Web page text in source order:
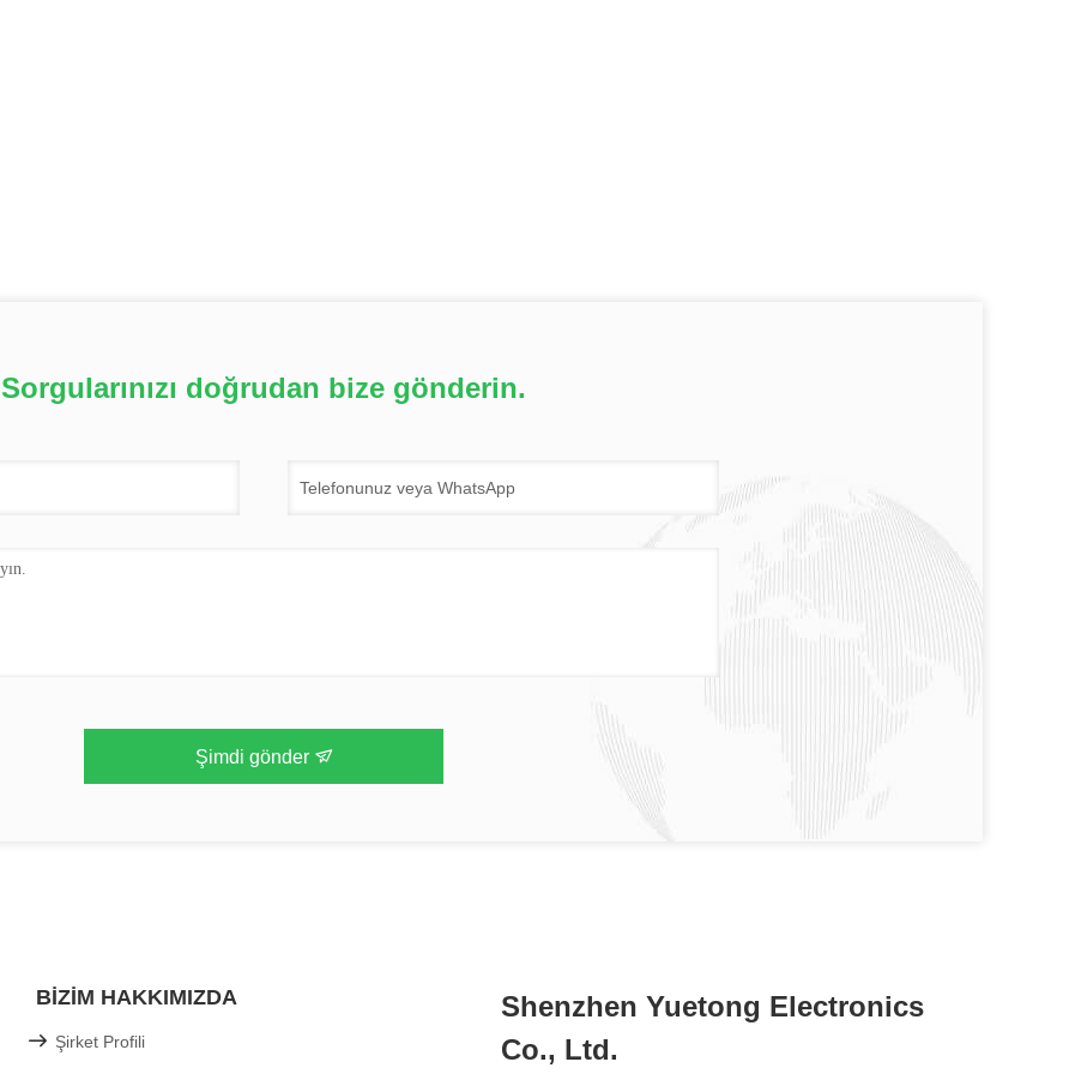
Sorgularınızı doğrudan bize gönderin.
Şimdi gönder
BIZIM HAKKIMIZDA
Şirket Profili
Shenzhen Yuetong Electronics
Co., Ltd.